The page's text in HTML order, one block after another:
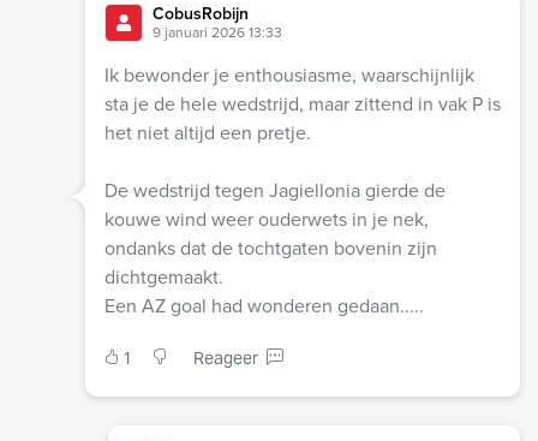
CobusRobijn
9 januari 2026 13:33
Ik bewonder je enthousiasme, waarschijnlijk
sta je de hele wedstrijd, maar zittend in vak P is
het niet altijd een pretje.
De wedstrijd tegen Jagiellonia gierde de
kouwe wind weer ouderwets in je nek,
ondanks dat de tochtgaten bovenin zijn
dichtgemaakt.
Een AZ goal had wonderen gedaan.....
1 Reageer